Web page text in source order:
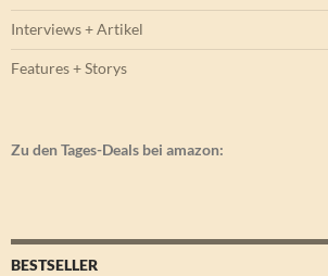
Interviews + Artikel
Features + Storys
Zu den Tages-Deals bei amazon:
BESTSELLER